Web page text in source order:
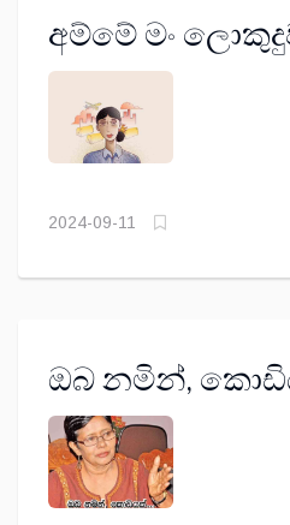
අම්මේ මං
2024-09-11
ඔබ නමින්,